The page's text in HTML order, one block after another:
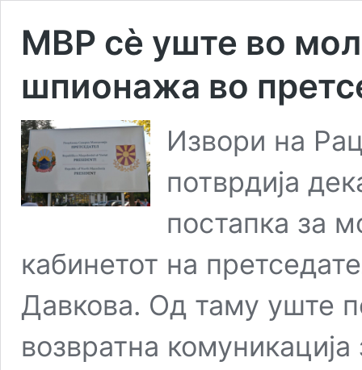
МВР сѐ уште во
шпионажа во
Извори на
потврдија
постапка за
кабинетот на
Давкова. Од таму уште
возвратна